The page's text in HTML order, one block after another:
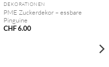
NICHT VORRÄTIG
DEKORATIONEN
PME Zuckerdekor – essbare
Pinguine
CHF6.00